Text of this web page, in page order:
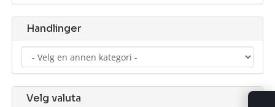
Handlinger
Velg valuta